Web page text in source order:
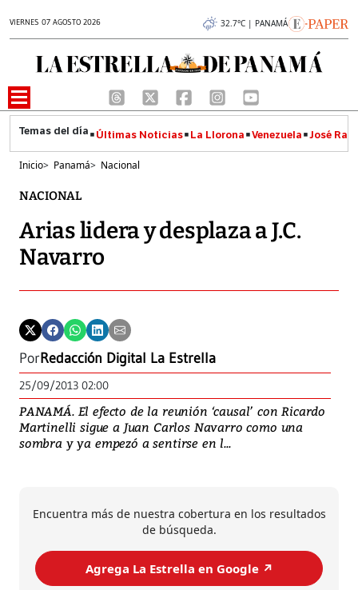
VIERNES 07 AGOSTO 2026 32.7°C | PANAMÁ
Últimas Noticias La Llorona Venezuela José
Inicio> Panamá> Nacional
NACIONAL
Arias lidera y desplaza a J.C.
Navarro
PorRedacción Digital La Estrella
25/09/2013 02:00
PANAMÁ. El efecto de la reunión ‘causal’ con Ricardo
Martinelli sigue a Juan Carlos Navarro como una
sombra y ya empezó a sentirse en l...
Encuentra más de nuestra cobertura en los resultados
de búsqueda.
Agrega La Estrella en Google ↗️